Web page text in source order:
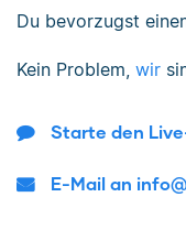
Du bevorzugst
Kein Problem, wir
Starte den
E-Mail an